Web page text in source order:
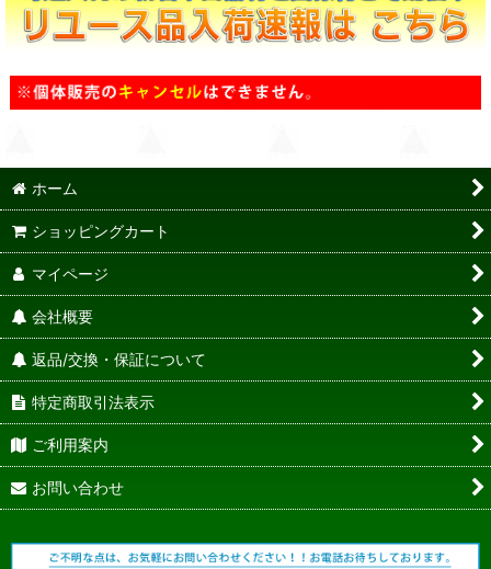
ホーム
ショッピングカート
マイページ
会社概要
返品/交換・保証について
特定商取引法表示
ご利用案内
お問い合わせ